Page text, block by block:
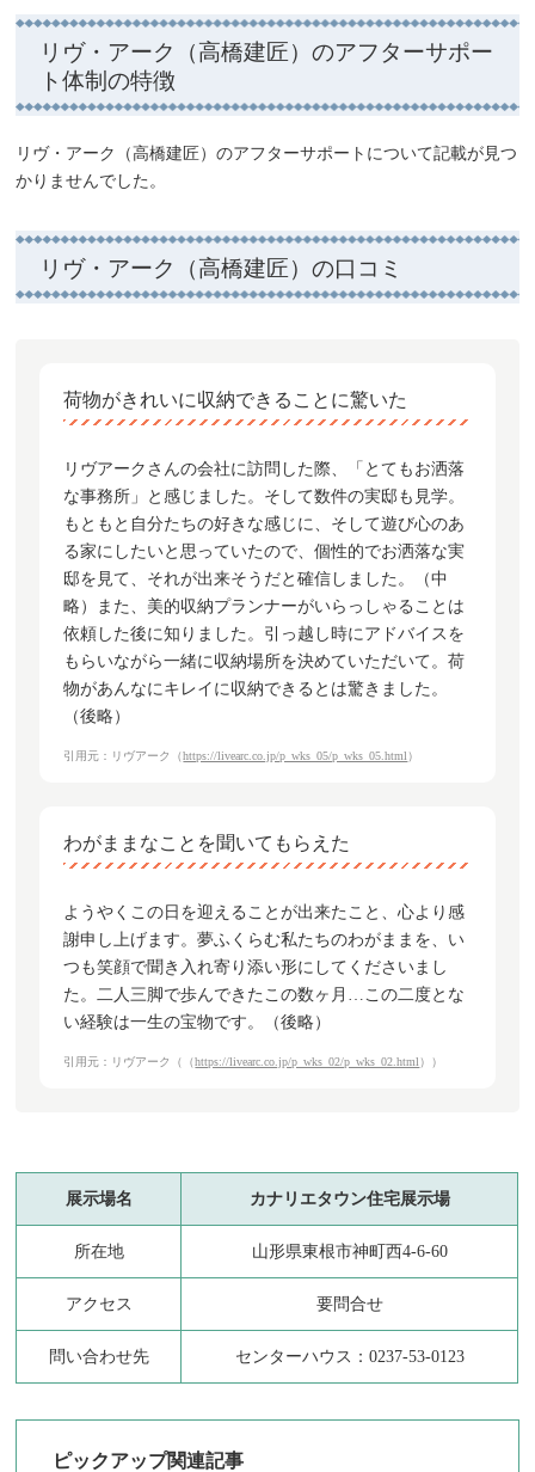
リヴ・アーク（高橋建匠）のアフターサポー
ト体制の特徴
リヴ・アーク（高橋建匠）のアフターサポートについて記載が見つ
かりませんでした。
リヴ・アーク（高橋建匠）の口コミ
荷物がきれいに収納できることに驚いた
リヴアークさんの会社に訪問した際、「とてもお洒落
な事務所」と感じました。そして数件の実邸も見学。
もともと自分たちの好きな感じに、そして遊び心のあ
る家にしたいと思っていたので、個性的でお洒落な実
邸を見て、それが出来そうだと確信しました。（中
略）また、美的収納プランナーがいらっしゃることは
依頼した後に知りました。引っ越し時にアドバイスを
もらいながら一緒に収納場所を決めていただいて。荷
物があんなにキレイに収納できるとは驚きました。
（後略）
引用元：リヴアーク（https://livearc.co.jp/p_wks_05/p_wks_05.html）
わがままなことを聞いてもらえた
ようやくこの日を迎えることが出来たこと、心より感
謝申し上げます。夢ふくらむ私たちのわがままを、い
つも笑顔で聞き入れ寄り添い形にしてくださいまし
た。二人三脚で歩んできたこの数ヶ月…この二度とな
い経験は一生の宝物です。（後略）
引用元：リヴアーク（（https://livearc.co.jp/p_wks_02/p_wks_02.html））
展示場名 カナリエタウン住宅展示場
所在地 山形県東根市神町西4-6-60
アクセス 要問合せ
問い合わせ先 センターハウス：0237-53-0123
ピックアップ関連記事